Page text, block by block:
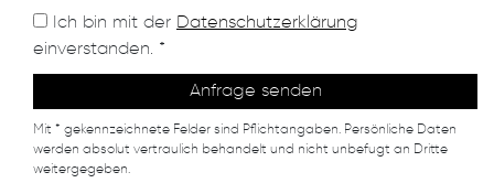
Ich bin mit der Datenschutzerklärung
einverstanden. *
Mit * gekennzeichnete Felder sind Pflichtangaben. Persönliche Daten
werden absolut vertraulich behandelt und nicht unbefugt an Dritte
weitergegeben.